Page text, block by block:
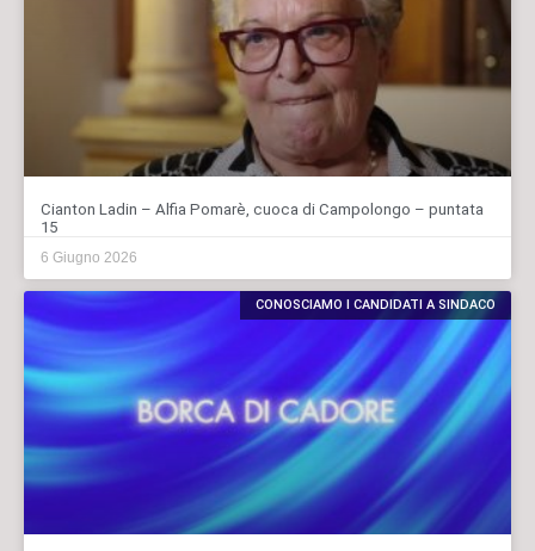
Cianton Ladin – Alfia Pomarè, cuoca di Campolongo – puntata
15
6 Giugno 2026
CONOSCIAMO I CANDIDATI A SINDACO